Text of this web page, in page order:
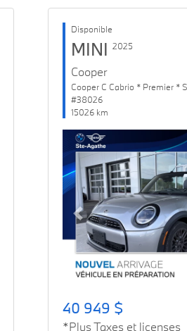
Disponible
MINI 2025
Cooper
#38026
15026 km
Previous
40 949 $
*Plus Taxes et licenses